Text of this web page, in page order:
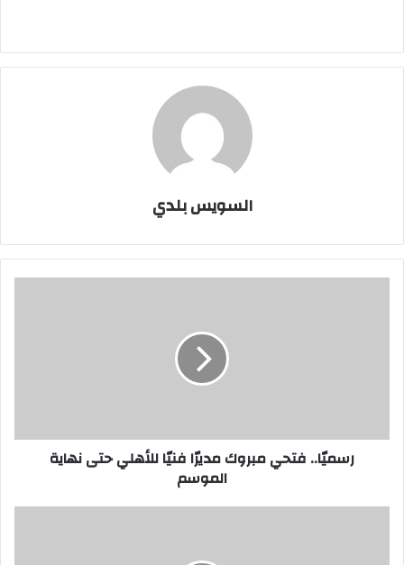
السويس بلدي
الموسم
رسميّا.. فتحي مبروك مديرّا فنيّا للأهلي حتى نهاية
الموسم